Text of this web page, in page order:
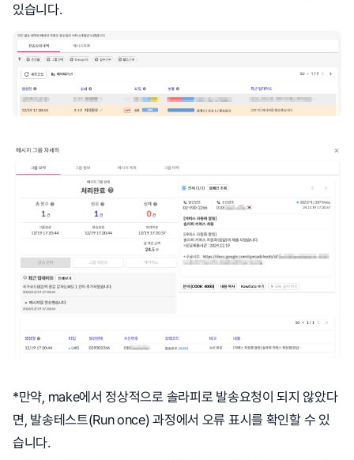
있습니다.
*만약, make에서 정상적으로 솔라피로 발송요청이 되지 않았다
면, 발송테스트(Run once) 과정에서 오류 표시를 확인할 수 있
습니다.